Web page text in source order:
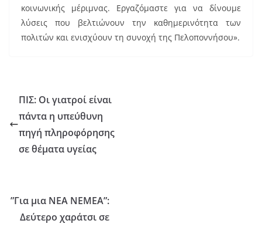
κοινωνικής μέριμνας. Εργαζόμαστε για να δίνουμε
λύσεις που βελτιώνουν την καθημερινότητα των
πολιτών και ενισχύουν τη συνοχή της Πελοποννήσου».
ΠΙΣ: Οι γιατροί είναι
πάντα η υπεύθυνη
πηγή πληροφόρησης
σε θέματα υγείας
”Για μια ΝΕΑ ΝΕΜΕΑ”:
Δεύτερο χαράτσι σε